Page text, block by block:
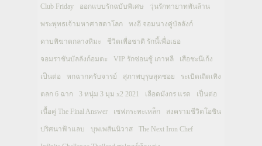
Club Friday ออกแบบรักฉบับพิเศษ วุ่นรักทายาทพันล้าน
พระพุทธเจ้ามหาศาสดาโลก ทงอี จอมนางคู่บัลลังก์
ดาบพิฆาตกลางหิมะ ชีวิตเพื่อชาติ รักนี้เพื่อเธอ
จอมราชันบัลลังก์อมตะ VIP รักซ่อนชู้ เกาหลี เสือชะนีเก้ง
เป็นต่อ หกฉากครับจารย์ สุภาพบุรุษสุดซอย ระเบิดเถิดเทิง
ตลก 6 ฉาก 3 หนุ่ม 3 มุม x2 2021 เลือดมังกร แรด เป็นต่อ
เนื้อคู่ The Final Answer เชฟกระทะเหล็ก สงครามชีวิตโอชิน
ปริศนาฟ้าแลบ บุพเพสันนิวาส The Next Iron Chef